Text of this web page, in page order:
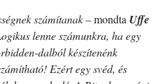
számítanak– mondta Uffe
lenne számunkra, ha egy
dalból készítenénk
Ezért egy svéd, és